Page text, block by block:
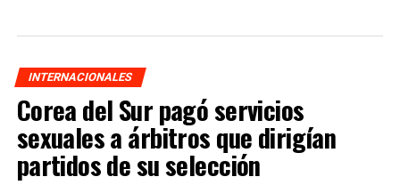
INTERNACIONALES
Corea del Sur pagó servicios
sexuales a árbitros que dirigían
partidos de su selección